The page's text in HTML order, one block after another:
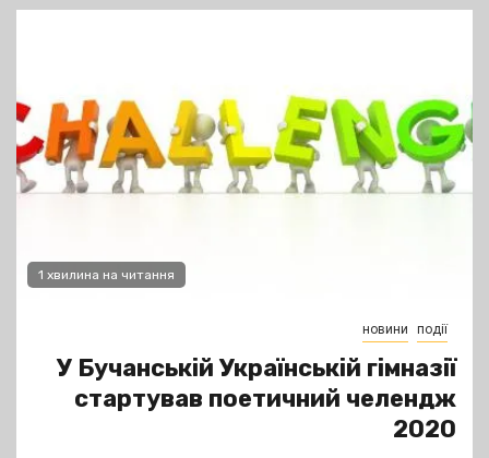
1 хвилина на читання
новини події
У Бучанській Українській гімназії
стартував поетичний челендж
2020